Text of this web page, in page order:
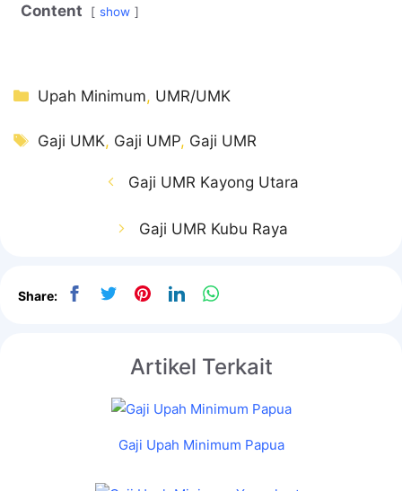
Content show
Kategori
Upah Minimum, UMR/UMK
Tag
Gaji UMK, Gaji UMP, Gaji UMR
Gaji UMR Kayong Utara
Gaji UMR Kubu Raya
Share:
Artikel Terkait
Gaji Upah Minimum Papua